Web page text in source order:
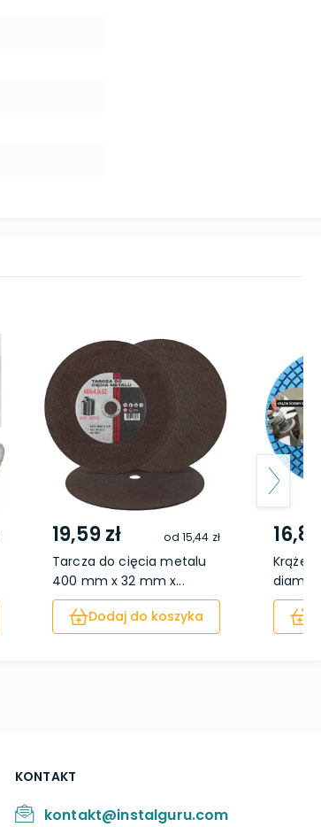
19,59 zł od 15,44 zł
Tarcza do cięcia metalu
400 mm x 32 mm x...
Dodaj do koszyka
Krążek
KONTAKT
kontakt@instalguru.com